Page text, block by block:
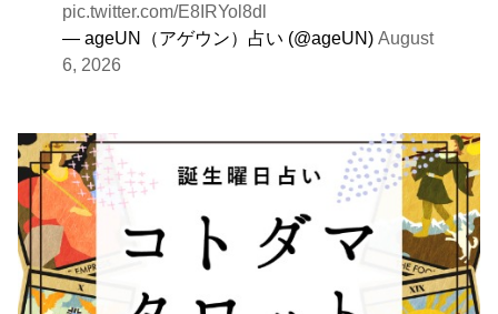
pic.twitter.com/E8IRYol8dl
— ageUN（アゲウン）占い (@ageUN)August
6, 2026